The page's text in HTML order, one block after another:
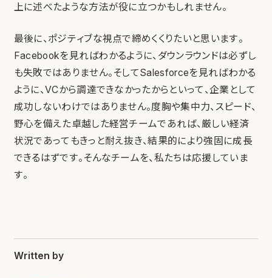
上に述べたような方法が役に立つかもしれません。
最後に、ポジティブな視点で締めくくりたいと思います。
Facebookを見ればわかるように、ダウンラウンドは必ずし
も失敗ではありません。そしてSalesforceを見ればわかる
ように、VCから調達できなかったからといって、企業として
成功しないわけではありません。度胸や集中力、スピード、
野心を備えた卓越した経営チームであれば、厳しい経済
状況であってもきっと耐え抜き、結果的により強固に成長
できるはずです。そんなチームを、私たちは応援していま
す。
Written by